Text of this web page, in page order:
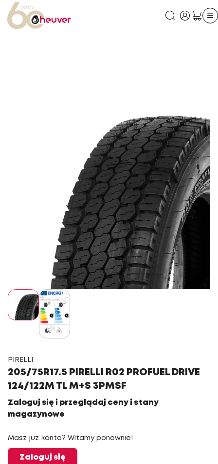
PIRELLI
205/75R17.5 PIRELLI R02 PROFUEL DRIVE
124/122M TL M+S 3PMSF
Zaloguj się i przeglądaj ceny i stany
magazynowe
Masz już konto? Witamy ponownie!
Zaloguj się